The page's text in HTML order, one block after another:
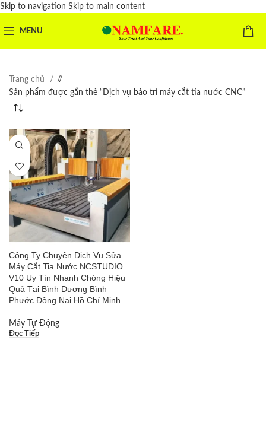
Skip to navigation Skip to main content
MENU
Trang chủ
/
Sản phẩm được gắn thẻ “Dịch vụ bảo trì máy cắt tia nước CNC”
Công Ty Chuyên Dịch Vụ Sửa
Máy Cắt Tia Nước NCSTUDIO
V10 Uy Tín Nhanh Chóng Hiệu
Quả Tại Bình Dương Bình
Phước Đồng Nai Hồ Chí Minh
Máy Tự Động
Đọc Tiếp